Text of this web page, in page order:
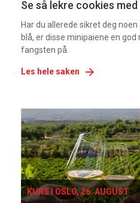
Ukens
vin
Se så lekre cookies
Har du allerede sikret deg
blå, er disse minipaiene en god
fangsten på.
Les hele saken
Events
single
KURS I OSLO, 26. AUGUST